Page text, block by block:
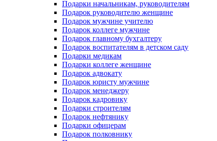
Подарки начальникам, руководителям
Подарок руководителю женщине
Подарок мужчине учителю
Подарок коллеге мужчине
Подарок главному бухгалтеру
Подарок воспитателям в детском саду
Подарки медикам
Подарки коллеге женщине
Подарок адвокату
Подарок юристу мужчине
Подарок менеджеру
Подарок кадровику
Подарки строителям
Подарок нефтянику
Подарки офицерам
Подарок полковнику